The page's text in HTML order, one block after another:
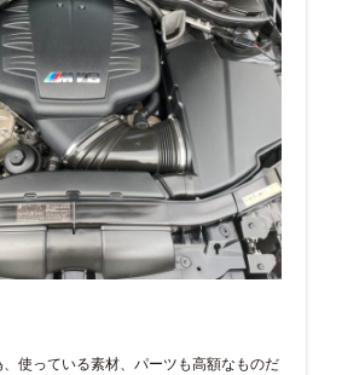
使っている素材、パーツも高額なものだ